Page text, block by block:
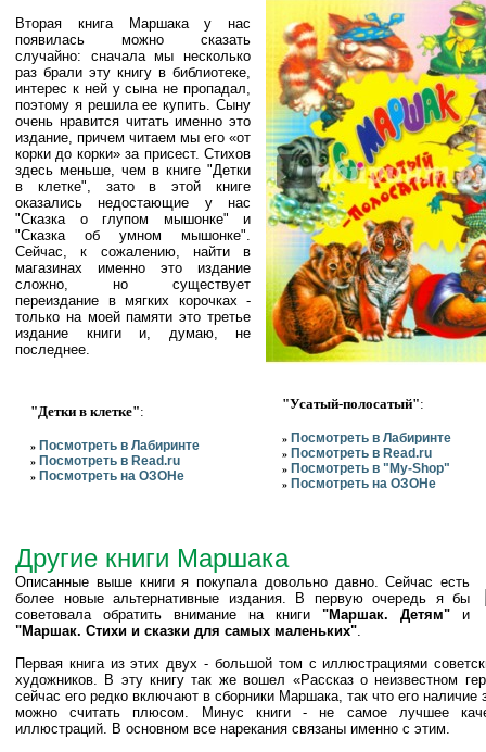
Вторая книга Маршака у нас
появилась можно сказать
случайно: сначала мы несколько
раз брали эту книгу в библиотеке,
интерес к ней у сына не пропадал,
поэтому я решила ее купить. Сыну
очень нравится читать именно это
издание, причем читаем мы его «от
корки до корки» за присест. Стихов
здесь меньше, чем в книге "Детки
в клетке", зато в этой книге
оказались недостающие у нас
"Сказка о глупом мышонке" и
"Сказка об умном мышонке".
Сейчас, к сожалению, найти в
магазинах именно это издание
сложно, но существует
переиздание в мягких корочках -
только на моей памяти это третье
издание книги и, думаю, не
последнее.
"Детки в клетке":
» Посмотреть в Лабиринте
» Посмотреть в Read.ru
» Посмотреть на ОЗОНе
"Усатый-полосатый":
» Посмотреть в Лабиринте
» Посмотреть в Read.ru
» Посмотреть в "My-Shop"
» Посмотреть на ОЗОНе
Другие книги Маршака
Описанные выше книги я покупала довольно давно. Сейчас есть
более новые альтернативные издания. В первую очередь я бы
советовала обратить внимание на книги "Маршак. Детям" и
"Маршак. Стихи и сказки для самых маленьких".
Первая книга из этих двух - большой том с иллюстрациями
художников. В эту книгу так же вошел «Рассказ о неизвестном
сейчас его редко включают в сборники Маршака, так что его наличие
можно считать плюсом. Минус книги - не самое лучшее
иллюстраций. В основном все нарекания связаны именно с этим.